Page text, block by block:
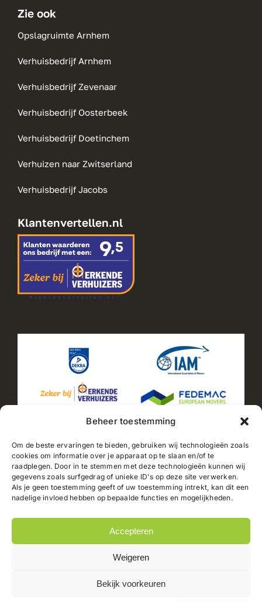
Beheer toestemming
Om de beste ervaringen te bieden, gebruiken wij technologieën zoals
cookies om informatie over je apparaat op te slaan en/of te
raadplegen. Door in te stemmen met deze technologieën kunnen wij
gegevens zoals surfgedrag of unieke ID's op deze site verwerken.
Als je geen toestemming geeft of uw toestemming intrekt, kan dit een
nadelige invloed hebben op bepaalde functies en mogelijkheden.
Accepteren
Weigeren
Bekijk voorkeuren
Zie ook
Opslagruimte Arnhem
Verhuisbedrijf Arnhem
Verhuisbedrijf Zevenaar
Verhuisbedrijf Oosterbeek
Verhuisbedrijf Doetinchem
Verhuizen naar Zwitserland
Verhuisbedrijf Jacobs
Klantenvertellen.nl
2025© Jacobs Verhuizingen |Sitemap|Privacyverklaring
|Cookiebeleid| Powered byPC-NL B.V.// Automatisch
huidig jaar weergeven document.getElementById("current-